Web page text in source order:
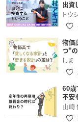
出資
トウ
物価
つ"
しま
60歳
不安
山崎